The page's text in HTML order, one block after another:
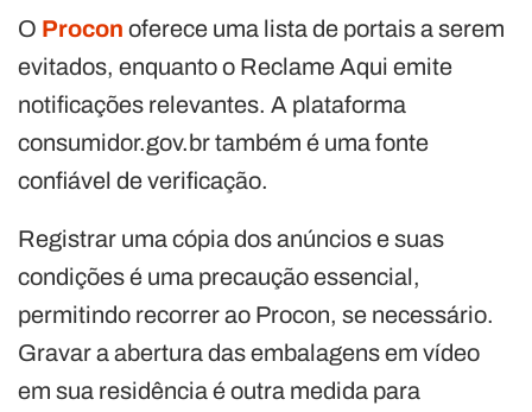
O Procon oferece uma lista de portais a serem
evitados, enquanto o Reclame Aqui emite
notificações relevantes. A plataforma
consumidor.gov.br também é uma fonte
confiável de verificação.
Registrar uma cópia dos anúncios e suas
condições é uma precaução essencial,
permitindo recorrer ao Procon, se necessário.
Gravar a abertura das embalagens em vídeo
em sua residência é outra medida para